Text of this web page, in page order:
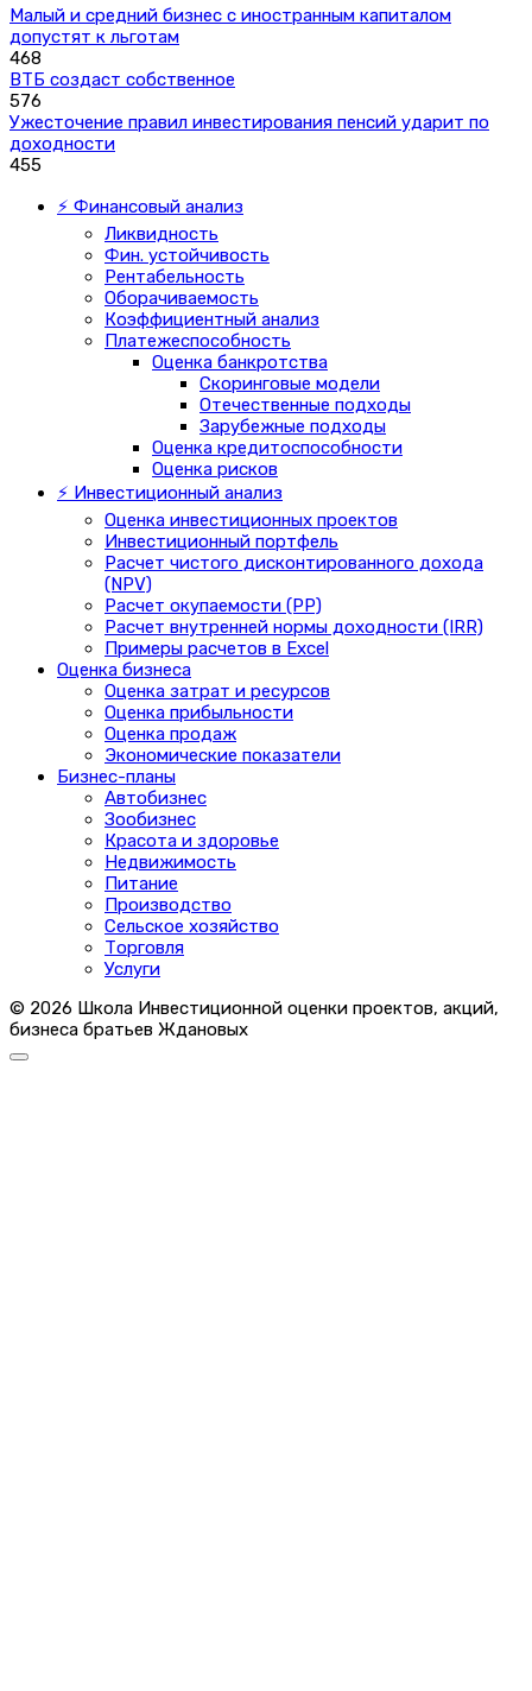
Малый и средний бизнес с иностранным капиталом
допустят к льготам
468
ВТБ создаст собственное
576
Ужесточение правил инвестирования пенсий ударит по
доходности
455
⚡ Финансовый анализ
Ликвидность
Фин. устойчивость
Рентабельность
Оборачиваемость
Коэффициентный анализ
Платежеспособность
Оценка банкротства
Скоринговые модели
Отечественные подходы
Зарубежные подходы
Оценка кредитоспособности
Оценка рисков
⚡ Инвестиционный анализ
Оценка инвестиционных проектов
Инвестиционный портфель
Расчет чистого дисконтированного дохода
(NPV)
Расчет окупаемости (PP)
Расчет внутренней нормы доходности (IRR)
Примеры расчетов в Excel
Оценка бизнеса
Оценка затрат и ресурсов
Оценка прибыльности
Оценка продаж
Экономические показатели
Бизнес-планы
Автобизнес
Зообизнес
Красота и здоровье
Недвижимость
Питание
Производство
Сельское хозяйство
Торговля
Услуги
© 2026 Школа Инвестиционной оценки проектов, акций,
бизнеса братьев Ждановых